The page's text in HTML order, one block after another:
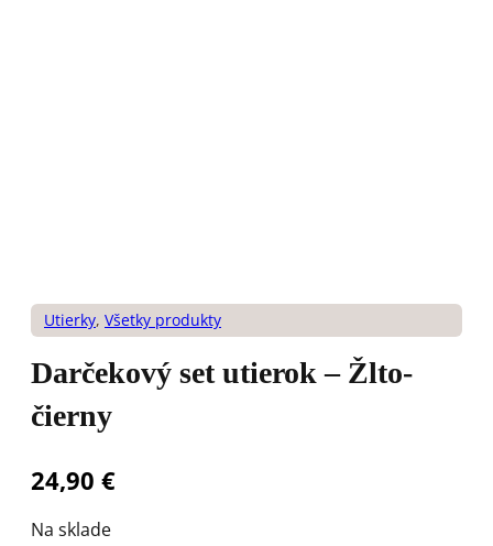
Utierky, Všetky produkty
Darčekový set utierok – Žlto-
čierny
24,90 €
Na sklade